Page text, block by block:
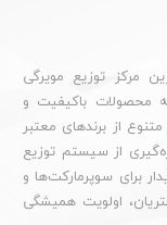
مرکز توزیع مویرگی
محصولات باکیفیت و
از برندهای معتبر
از سیستم توزیع
برای سوپرمارکت‌ها و
اولویت همیشگی